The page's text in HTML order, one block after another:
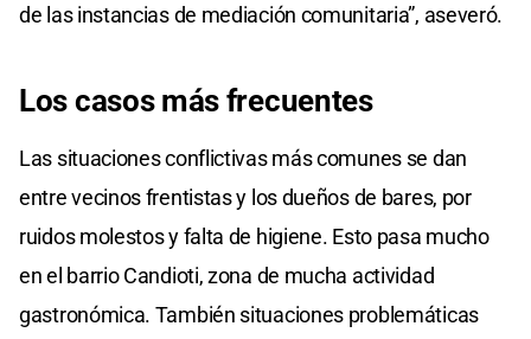
de las instancias de mediación comunitaria”, aseveró.
Los casos más frecuentes
Las situaciones conflictivas más comunes se dan
entre vecinos frentistas y los dueños de bares, por
ruidos molestos y falta de higiene. Esto pasa mucho
en el barrio Candioti, zona de mucha actividad
gastronómica. También situaciones problemáticas